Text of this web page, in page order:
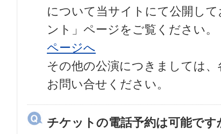
について当サイトにて公開し
ント」ページをご覧くださ
ページへ
その他の公演につきましては
お問い合せください。
チケットの電話予約は可能で